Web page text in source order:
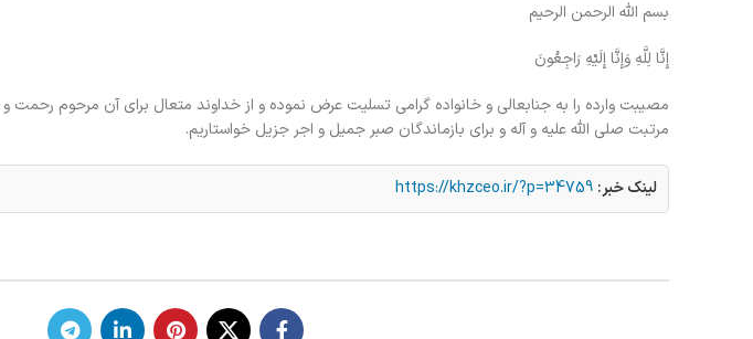
بسم الله الرحمن الرحیم
إِنَّا لِلَّهِ وَإِنَّا إِلَیْهِ رَاجِعُونَ
مصیبت وارده را به جنابعالی و خانواده گرامی تسلیت عرض نموده و از خداوند متعال برای آن مرحوم
مرتبت صلی الله علیه و آله و برای بازماندگان صبر جمیل و اجر جزیل خواستاریم.
لینک خبر: https://khzceo.ir/?p=34759